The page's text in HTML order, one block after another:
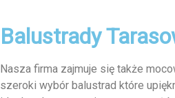
Balustrady
Nasza firma zajmuje się także
szeroki wybór balustrad które